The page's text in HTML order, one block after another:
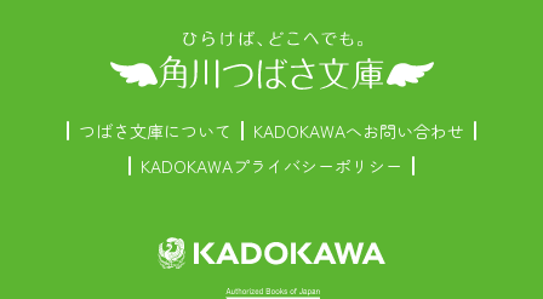
つばさ文庫について
KADOKAWAへお問い合わせ
KADOKAWAプライバシーポリシー